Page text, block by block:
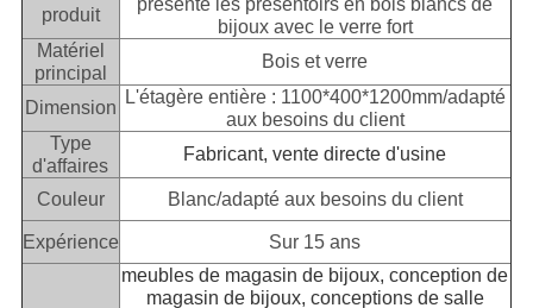
produit
présente les présentoirs en bois blancs de
bijoux avec le verre fort
Matériel
principal
Bois et verre
Dimension
L'étagère entière : 1100*400*1200mm/adapté
aux besoins du client
Type
d'affaires
Fabricant, vente directe d'usine
Couleur Blanc/adapté aux besoins du client
Expérience Sur 15 ans
meubles de magasin de bijoux, conception de
magasin de bijoux, conceptions de salle